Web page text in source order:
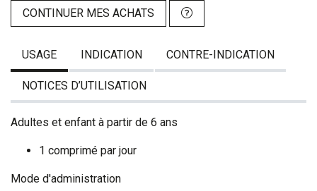
CONTINUER MES ACHATS
USAGE INDICATION CONTRE-INDICATION
NOTICES D’UTILISATION
Adultes et enfant à partir de 6 ans
1 comprimé par jour
Mode d'administration